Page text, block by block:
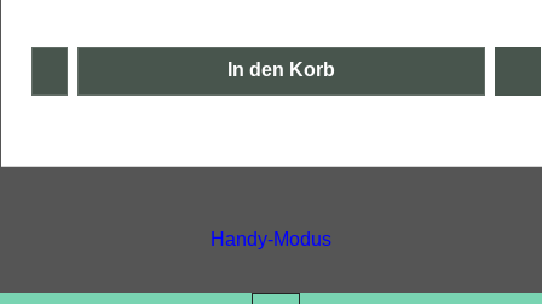
In den Korb
Handy-Modus